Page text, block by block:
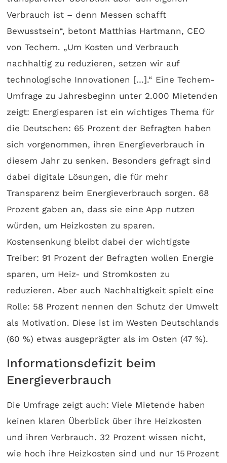
Verbrauch ist – denn Messen schafft
Bewusstsein“, betont Matthias Hartmann, CEO
von Techem. „Um Kosten und Verbrauch
nachhaltig zu reduzieren, setzen wir auf
technologische Innovationen […].“ Eine Techem-
Umfrage zu Jahresbeginn unter 2.000 Mietenden
zeigt: Energiesparen ist ein wichtiges Thema für
die Deutschen: 65 Prozent der Befragten haben
sich vorgenommen, ihren Energieverbrauch in
diesem Jahr zu senken. Besonders gefragt sind
dabei digitale Lösungen, die für mehr
Transparenz beim Energieverbrauch sorgen. 68
Prozent gaben an, dass sie eine App nutzen
würden, um Heizkosten zu sparen.
Kostensenkung bleibt dabei der wichtigste
Treiber: 91 Prozent der Befragten wollen Energie
sparen, um Heiz- und Stromkosten zu
reduzieren. Aber auch Nachhaltigkeit spielt eine
Rolle: 58 Prozent nennen den Schutz der Umwelt
als Motivation. Diese ist im Westen Deutschlands
(60 %) etwas ausgeprägter als im Osten (47 %).
Informationsdefizit beim
Energieverbrauch
Die Umfrage zeigt auch: Viele Mietende haben
keinen klaren Überblick über ihre Heizkosten
und ihren Verbrauch. 32 Prozent wissen nicht,
wie hoch ihre Heizkosten sind und nur 15 Prozent